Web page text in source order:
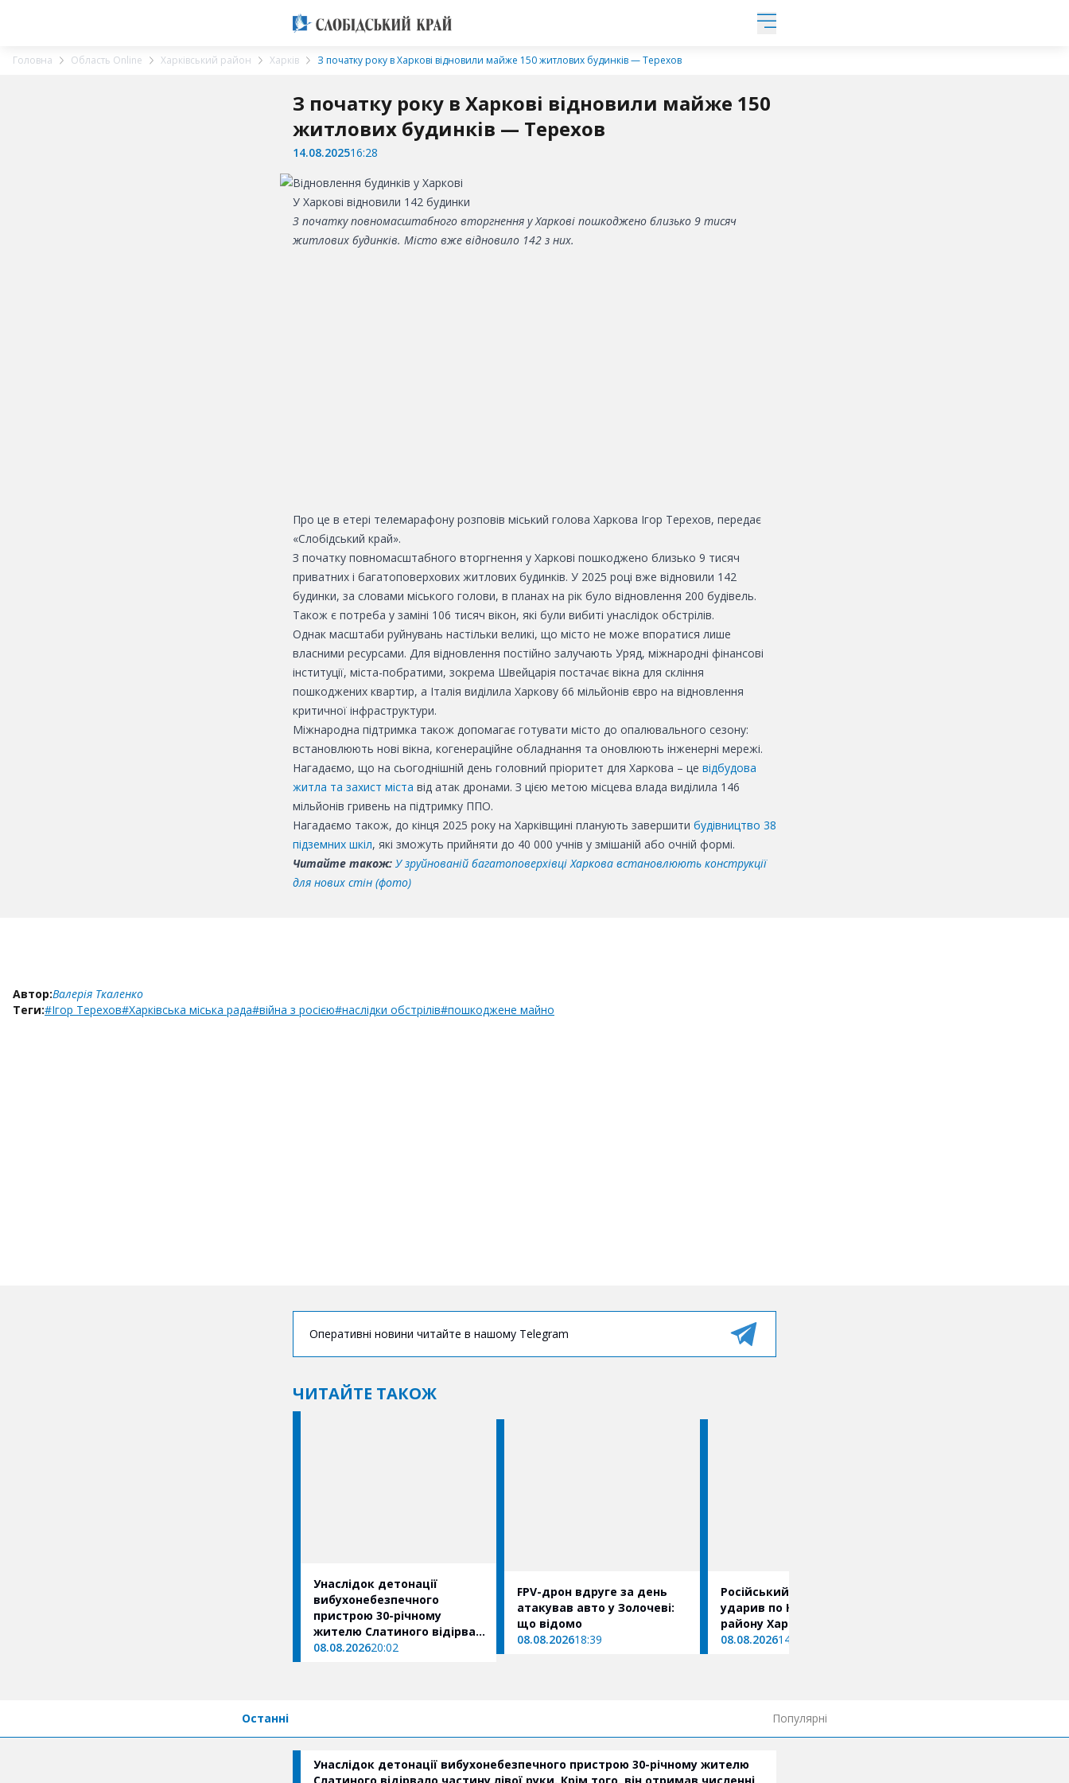
Головна Область Online Харківський район Харків З початку року в Харкові відновили майже 150 житлових будинків — Терехов
З початку року в Харкові відновили майже 150
житлових будинків — Терехов
14.08.202516:28
У Харкові відновили 142 будинки
З початку повномасштабного вторгнення у Харкові пошкоджено близько 9 тисяч
житлових будинків. Місто вже відновило 142 з них.
Про це в етері телемарафону розповів міський голова Харкова Ігор Терехов, передає
«Слобідський край».
З початку повномасштабного вторгнення у Харкові пошкоджено близько 9 тисяч
приватних і багатоповерхових житлових будинків. У 2025 році вже відновили 142
будинки, за словами міського голови, в планах на рік було відновлення 200 будівель.
Також є потреба у заміні 106 тисяч вікон, які були вибиті унаслідок обстрілів.
Однак масштаби руйнувань настільки великі, що місто не може впоратися лише
власними ресурсами. Для відновлення постійно залучають Уряд, міжнародні фінансові
інституції, міста-побратими, зокрема Швейцарія постачає вікна для скління
пошкоджених квартир, а Італія виділила Харкову 66 мільйонів євро на відновлення
критичної інфраструктури.
Міжнародна підтримка також допомагає готувати місто до опалювального сезону:
встановлюють нові вікна, когенераційне обладнання та оновлюють інженерні мережі.
Нагадаємо, що на сьогоднішній день головний пріоритет для Харкова – це відбудова
житла та захист міста від атак дронами. З цією метою місцева влада виділила 146
мільйонів гривень на підтримку ППО.
Нагадаємо також, до кінця 2025 року на Харківщині планують завершити будівництво 38
підземних шкіл, які зможуть прийняти до 40 000 учнів у змішаній або очній формі.
Читайте також: У зруйнованій багатоповерхівці Харкова встановлюють конструкції
для нових стін (фото)
Автор:Валерія Ткаленко
Теги:#Ігор Терехов#Харківська міська рада#війна з росією#наслідки обстрілів#пошкоджене майно
Оперативні новини читайте в нашому Telegram
ЧИТАЙТЕ ТАКОЖ
Унаслідок детонації
вибухонебезпечного
пристрою 30-річному
жителю Слатиного відірвало
частину лівої руки. Крім
08.08.202620:02
FPV-дрон вдруге за день
атакував авто у Золочеві:
що відомо
08.08.202618:39
Російський безпілотник
ударив по Київському
району Харкова: що відомо
08.08.202614:37
Останні Популярні
Унаслідок детонації вибухонебезпечного пристрою 30-річному жителю